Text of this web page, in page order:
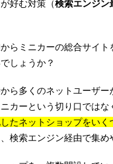
好む対策（検索エンジン
らミニカーの総合サイ
しょうか？
ら多くのネットユーザ
カーという切り口ではな
たネットショップをい
検索エンジン経由で集め